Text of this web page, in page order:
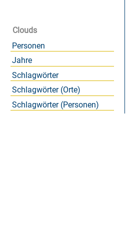
Clouds
Personen
Jahre
Schlagwörter
Schlagwörter (Orte)
Schlagwörter (Personen)